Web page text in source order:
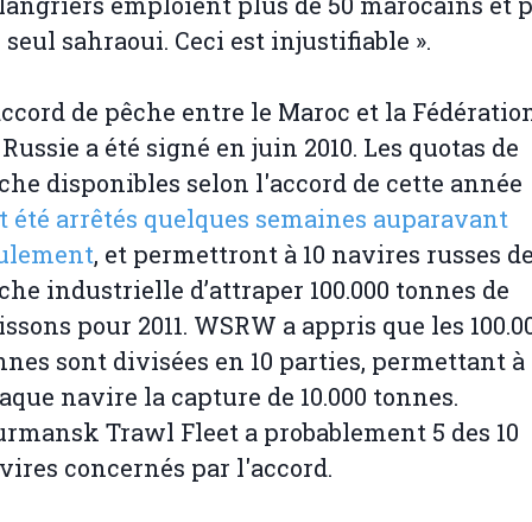
sahraoui. Ceci est injustifiable ».
de pêche entre le Maroc et la
a été signé en juin 2010. Les quotas de
disponibles selon l'accord de cette année
été arrêtés quelques semaines auparavant
, et permettront à 10 navires russes
industrielle d’attraper 100.000 tonnes de
pour 2011. WSRW a appris que les
sont divisées en 10 parties, permettant à
navire la capture de 10.000 tonnes.
Trawl Fleet a probablement 5 des 10
concernés par l'accord.